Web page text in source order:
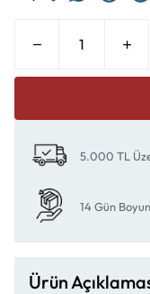
5.000 TL
14 Gün
Ürün